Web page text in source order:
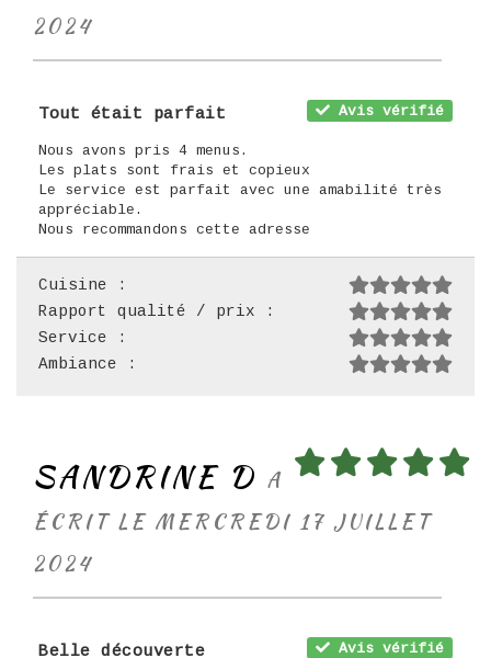
2024
Avis vérifié
Tout était parfait
Nous avons pris 4 menus.
Les plats sont frais et copieux
Le service est parfait avec une amabilité très
appréciable.
Nous recommandons cette adresse
Cuisine :
Rapport qualité / prix :
Service :
Ambiance :
SANDRINE D A
ÉCRIT LE MERCREDI 17 JUILLET
2024
Avis vérifié
Belle découverte